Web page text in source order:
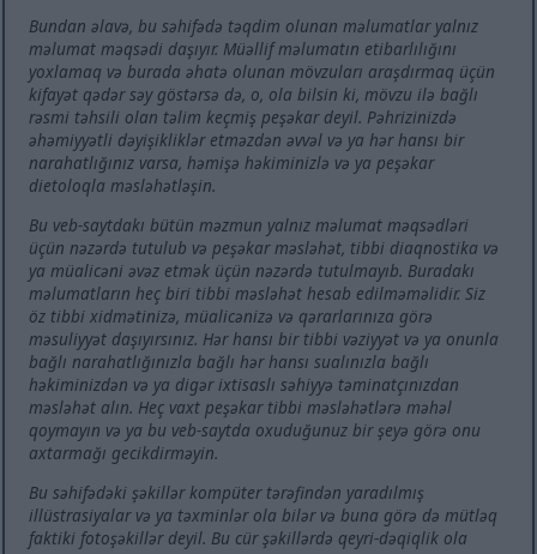
Bundan əlavə, bu səhifədə təqdim olunan məlumatlar yalnız
məlumat məqsədi daşıyır. Müəllif məlumatın etibarlılığını
yoxlamaq və burada əhatə olunan mövzuları araşdırmaq üçün
kifayət qədər səy göstərsə də, o, ola bilsin ki, mövzu ilə bağlı
rəsmi təhsili olan təlim keçmiş peşəkar deyil. Pəhrizinizdə
əhəmiyyətli dəyişikliklər etməzdən əvvəl və ya hər hansı bir
narahatlığınız varsa, həmişə həkiminizlə və ya peşəkar
dietoloqla məsləhətləşin.
Bu veb-saytdakı bütün məzmun yalnız məlumat məqsədləri
üçün nəzərdə tutulub və peşəkar məsləhət, tibbi diaqnostika və
ya müalicəni əvəz etmək üçün nəzərdə tutulmayıb. Buradakı
məlumatların heç biri tibbi məsləhət hesab edilməməlidir. Siz
öz tibbi xidmətinizə, müalicənizə və qərarlarınıza görə
məsuliyyət daşıyırsınız. Hər hansı bir tibbi vəziyyət və ya onunla
bağlı narahatlığınızla bağlı hər hansı sualınızla bağlı
həkiminizdən və ya digər ixtisaslı səhiyyə təminatçınızdan
məsləhət alın. Heç vaxt peşəkar tibbi məsləhətlərə məhəl
qoymayın və ya bu veb-saytda oxuduğunuz bir şeyə görə onu
axtarmağı gecikdirməyin.
Bu səhifədəki şəkillər kompüter tərəfindən yaradılmış
illüstrasiyalar və ya təxminlər ola bilər və buna görə də mütləq
faktiki fotoşəkillər deyil. Bu cür şəkillərdə qeyri-dəqiqlik ola